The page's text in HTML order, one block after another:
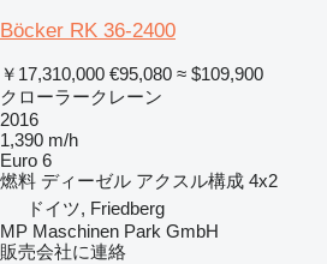
Böcker RK 36-2400
￥17,310,000 €95,080 ≈ $109,900
クローラークレーン
2016
1,390 m/h
Euro 6
燃料 ディーゼル アクスル構成 4x2
ドイツ, Friedberg
MP Maschinen Park GmbH
販売会社に連絡